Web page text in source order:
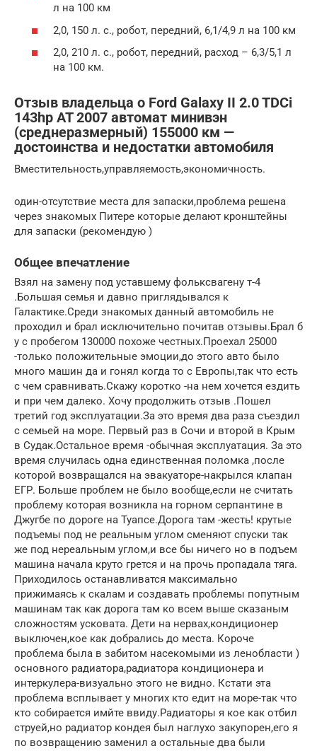
л на 100 км
2,0, 150 л. с., робот, передний, 6,1/4,9 л на 100 км
2,0, 210 л. с., робот, передний, расход – 6,3/5,1 л
на 100 км.
Отзыв владельца о Ford Galaxy II 2.0 TDCi
143hp AT 2007 автомат минивэн
(среднеразмерный) 155000 км —
достоинства и недостатки автомобиля
Вместительность,управляемость,экономичность.
один-отсутствие места для запаски,проблема решена
через знакомых Питере которые делают кронштейны
для запаски (рекомендую )
Общее впечатление
Взял на замену под уставшему фольксвагену т-4
.Большая семья и давно приглядывался к
Галактике.Среди знакомых данный автомобиль не
проходил и брал исключительно почитав отзывы.Брал б
у с пробегом 130000 похоже честных.Проехал 25000
-только положительные эмоции,до этого авто было
много машин да и гонял когда то с Европы,так что есть
с чем сравнивать.Cкажу коротко -на нем хочется ездить
и при чем далеко. Хочу продолжить отзыв .Пошел
третий год эксплуатации.За это время два раза съездил
с семьей на море. Первый раз в Сочи и второй в Крым
в Судак.Остальное время -обычная эксплуатация. За это
время случилась одна единственная поломка ,после
которой возвращался на эвакуаторе-накрылся клапан
ЕГР. Больше проблем не было вообще,если не считать
проблему которая возникла на горном серпантине в
Джугбе по дороге на Туапсе.Дорога там -жесть! крутые
подъемы под не реальным углом сменяют спуски так
же под нереальным углом,и все бы ничего но в подъем
машина начала круто грется и на прочь пропадала тяга.
Приходилось останавливатся максимально
прижимаясь к скалам и создавать проблемы попутным
машинам так как дорога там ко всем выше сказаным
сложностям усковата. Дети на нервах,кондиционер
выключен,кое как добрались до места. Короче
проблема была в забитом насекомыми из ленобласти )
основного радиатора,радиатора кондиционера и
интеркулера-визуально этого не видно. Кстати эта
проблема всплывает у многих кто едит на море-так что
кто собирается имйте ввиду.Радиаторы я кое как отбил
струей,но радиатор кондея был наглухо закупорен,его я
по возвращению заменил а остальные два были